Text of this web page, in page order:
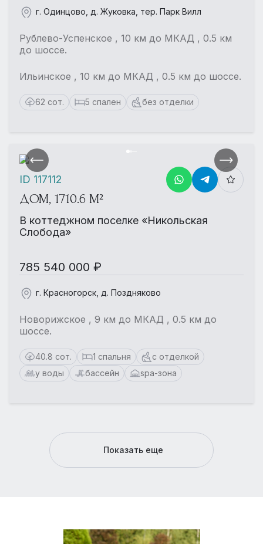
г. Одинцово, д. Жуковка, тер. Парк Вилл
Рублево-Успенское , 10 км до МКАД , 0.5 км
до шоссе.
Ильинское , 10 км до МКАД , 0.5 км до шоссе.
62 сот. 5 спален без отделки
ДОМ, 1710.6 М²
В коттеджном поселке «Никольская
Слобода»
785 540 000 ₽
г. Красногорск, д. Поздняково
Новорижское , 9 км до МКАД , 0.5 км до
шоссе.
40.8 сот. 1 спальня
с отделкой
у воды
бассейн spa-зона
ID 117112
Показать еще